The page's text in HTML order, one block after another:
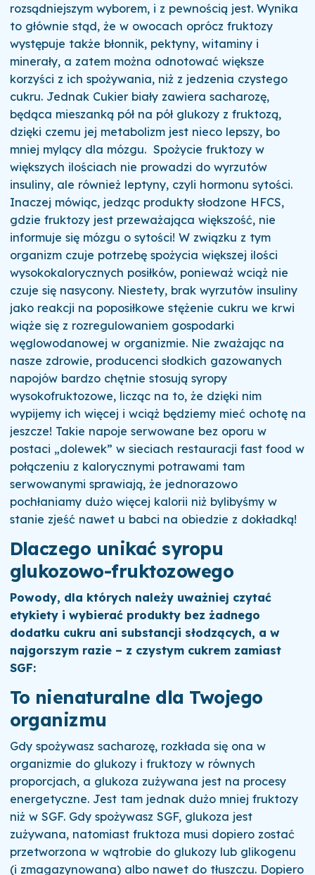
rozsądniejszym wyborem, i z pewnością jest. Wynika
to głównie stąd, że w owocach oprócz fruktozy
występuje także błonnik, pektyny, witaminy i
minerały, a zatem można odnotować większe
korzyści z ich spożywania, niż z jedzenia czystego
cukru. Jednak Cukier biały zawiera sacharozę,
będąca mieszanką pół na pół glukozy z fruktozą,
dzięki czemu jej metabolizm jest nieco lepszy, bo
mniej mylący dla mózgu. Spożycie fruktozy w
większych ilościach nie prowadzi do wyrzutów
insuliny, ale również leptyny, czyli hormonu sytości.
Inaczej mówiąc, jedząc produkty słodzone HFCS,
gdzie fruktozy jest przeważająca większość, nie
informuje się mózgu o sytości! W związku z tym
organizm czuje potrzebę spożycia większej ilości
wysokokalorycznych posiłków, ponieważ wciąż nie
czuje się nasycony. Niestety, brak wyrzutów insuliny
jako reakcji na poposiłkowe stężenie cukru we krwi
wiąże się z rozregulowaniem gospodarki
węglowodanowej w organizmie. Nie zważając na
nasze zdrowie, producenci słodkich gazowanych
napojów bardzo chętnie stosują syropy
wysokofruktozowe, licząc na to, że dzięki nim
wypijemy ich więcej i wciąż będziemy mieć ochotę na
jeszcze! Takie napoje serwowane bez oporu w
postaci „dolewek” w sieciach restauracji fast food w
połączeniu z kalorycznymi potrawami tam
serwowanymi sprawiają, że jednorazowo
pochłaniamy dużo więcej kalorii niż bylibyśmy w
stanie zjeść nawet u babci na obiedzie z dokładką!
Dlaczego unikać syropu
glukozowo-fruktozowego
Powody, dla których należy uważniej czytać
etykiety i wybierać produkty bez żadnego
dodatku cukru ani substancji słodzących, a w
najgorszym razie – z czystym cukrem zamiast
SGF:
To nienaturalne dla Twojego
organizmu
Gdy spożywasz sacharozę, rozkłada się ona w
organizmie do glukozy i fruktozy w równych
proporcjach, a glukoza zużywana jest na procesy
energetyczne. Jest tam jednak dużo mniej fruktozy
niż w SGF. Gdy spożywasz SGF, glukoza jest
zużywana, natomiast fruktoza musi dopiero zostać
przetworzona w wątrobie do glukozy lub glikogenu
(i zmagazynowana) albo nawet do tłuszczu. Dopiero